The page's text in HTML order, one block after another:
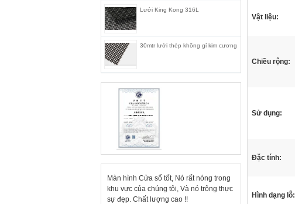
Lưới King Kong 316L
30mtr lưới thép không gỉ kim cương
Màn hình Cửa sổ tốt, Nó rất nóng trong
khu vực của chúng tôi, Và nó trông thực
sự đẹp. Chất lượng cao !!
Vật liệu:
Chiều rộng:
Sử dụng:
Đặc tính:
Hình dạng lỗ: